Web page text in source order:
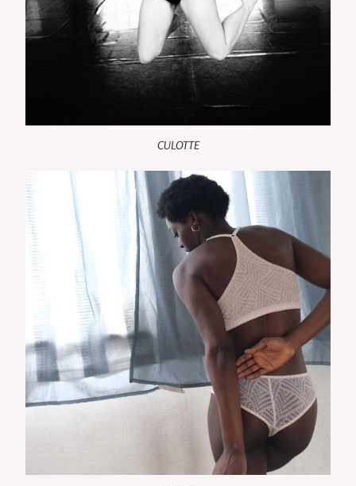
CULOTTE